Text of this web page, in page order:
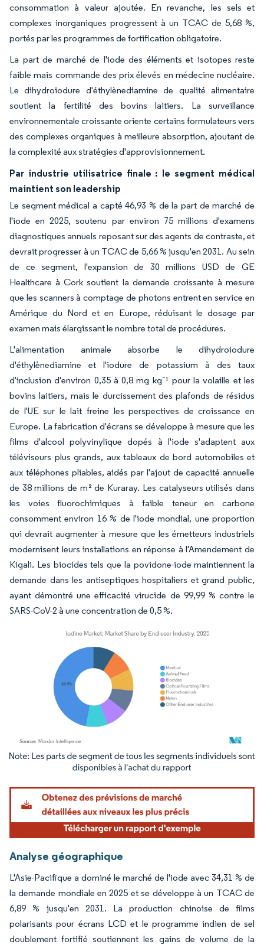
consommation à valeur ajoutée. En revanche, les sels et
complexes inorganiques progressent à un TCAC de 5,68 %,
portés par les programmes de fortification obligatoire.
La part de marché de l'iode des éléments et isotopes reste
faible mais commande des prix élevés en médecine nucléaire.
Le dihydroiodure d'éthylènediamine de qualité alimentaire
soutient la fertilité des bovins laitiers. La surveillance
environnementale croissante oriente certains formulateurs vers
des complexes organiques à meilleure absorption, ajoutant de
la complexité aux stratégies d'approvisionnement.
Par industrie utilisatrice finale : le segment médical
maintient son leadership
Le segment médical a capté 46,93 % de la part de marché de
l'iode en 2025, soutenu par environ 75 millions d'examens
diagnostiques annuels reposant sur des agents de contraste, et
devrait progresser à un TCAC de 5,66 % jusqu'en 2031. Au sein
de ce segment, l'expansion de 30 millions USD de GE
Healthcare à Cork soutient la demande croissante à mesure
que les scanners à comptage de photons entrent en service en
Amérique du Nord et en Europe, réduisant le dosage par
examen mais élargissant le nombre total de procédures.
L'alimentation animale absorbe le dihydroiodure
d'éthylènediamine et l'iodure de potassium à des taux
d'inclusion d'environ 0,35 à 0,8 mg kg⁻¹ pour la volaille et les
bovins laitiers, mais le durcissement des plafonds de résidus
de l'UE sur le lait freine les perspectives de croissance en
Europe. La fabrication d'écrans se développe à mesure que les
films d'alcool polyvinylique dopés à l'iode s'adaptent aux
téléviseurs plus grands, aux tableaux de bord automobiles et
aux téléphones pliables, aidés par l'ajout de capacité annuelle
de 38 millions de m² de Kuraray. Les catalyseurs utilisés dans
les voies fluorochimiques à faible teneur en carbone
consomment environ 16 % de l'iode mondial, une proportion
qui devrait augmenter à mesure que les émetteurs industriels
modernisent leurs installations en réponse à l'Amendement de
Kigali. Les biocides tels que la povidone-iode maintiennent la
demande dans les antiseptiques hospitaliers et grand public,
ayant démontré une efficacité virucide de 99,99 % contre le
SARS-CoV-2 à une concentration de 0,5 %.
Image © Mordor Intelligence. La réutilisation nécessite une attribution sous CC BY
Analyse géographique
L'Asie-Pacifique a dominé le marché de l'iode avec 34,31 % de
la demande mondiale en 2025 et se développe à un TCAC de
6,89 % jusqu'en 2031. La production chinoise de films
polarisants pour écrans LCD et le programme indien de sel
doublement fortifié soutiennent les gains de volume de la